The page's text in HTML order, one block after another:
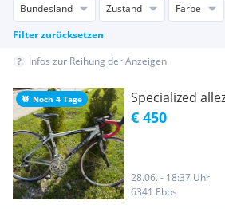
Bundesland Zustand Farbe
Filter zurücksetzen
Infos zur Reihung der Anzeigen
Noch 4 Tage Specialized
€ 450
28.06. - 18:37 Uhr
6341 Ebbs